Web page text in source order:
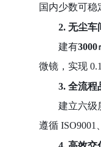
国内少数可稳
2. 无尘车
建有3000
微镜，实现
3. 全流程
建立六级
遵循 ISO9001